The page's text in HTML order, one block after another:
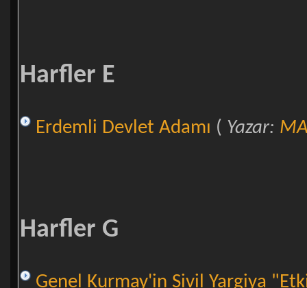
Harfler E
Erdemli Devlet Adamı ( Yazar:
Harfler G
Genel Kurmay'in Sivil Yargiya